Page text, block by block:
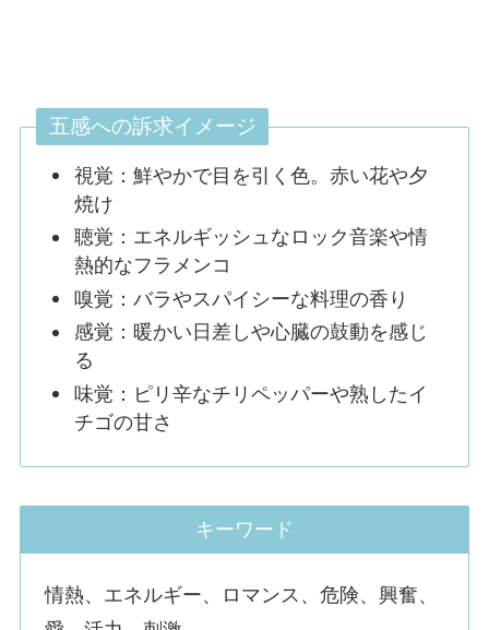
五感への訴求イメージ
視覚：鮮やかで目を引く色。赤い花や夕
焼け
聴覚：エネルギッシュなロック音楽や情
熱的なフラメンコ
嗅覚：バラやスパイシーな料理の香り
感覚：暖かい日差しや心臓の鼓動を感じ
る
味覚：ピリ辛なチリペッパーや熟したイ
チゴの甘さ
キーワード
情熱、エネルギー、ロマンス、危険、興奮、